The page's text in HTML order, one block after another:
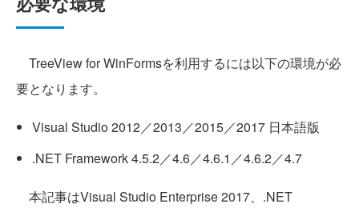
TreeView for WinFormsを利用するには以下の環境が必
要となります。
Visual Studio 2012／2013／2015／2017 日本語版
.NET Framework 4.5.2／4.6／4.6.1／4.6.2／4.7
本記事はVisual Studio Enterprise 2017、.NET